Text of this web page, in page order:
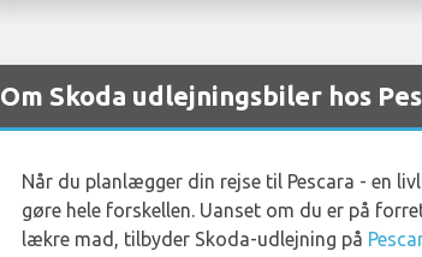
Om Skoda udlejningsbiler hos
Når du planlægger din rejse til Pescara - en
gøre hele forskellen. Uanset om du er på
lækre mad, tilbyder Skoda-udlejning på